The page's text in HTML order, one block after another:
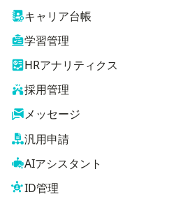
キャリア台帳
学習管理
HRアナリティクス
採用管理
メッセージ
汎用申請
AIアシスタント
ID管理